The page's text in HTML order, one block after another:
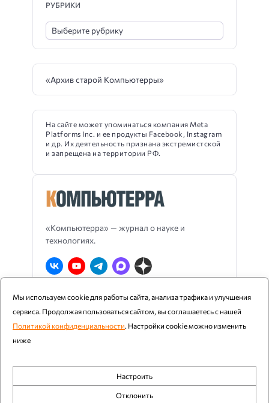
«Компьютерра» — журнал о науке и
технологиях.
О Компьютерре Блог издания
RSS
Реклама
Политика конфиденциальности
РУБРИКИ
«Архив старой Компьютерры»
На сайте может упоминаться компания Meta
Platforms Inc. и ее продукты Facebook, Instagram
и др. Их деятельность признана экстремистской
и запрещена на территории РФ.
Компьютерра ©1997 - 2026
При цитировании и использовании любых материалов
ссылка на «Компьютерру» обязательна. Возрастное
Мы используем cookie для работы сайта, анализа трафика и улучшения
сервиса. Продолжая пользоваться сайтом, вы соглашаетесь с нашей
Политикой конфиденциальности. Настройки cookie можно изменить
ниже
Обязательные
Настроить
Отклонить